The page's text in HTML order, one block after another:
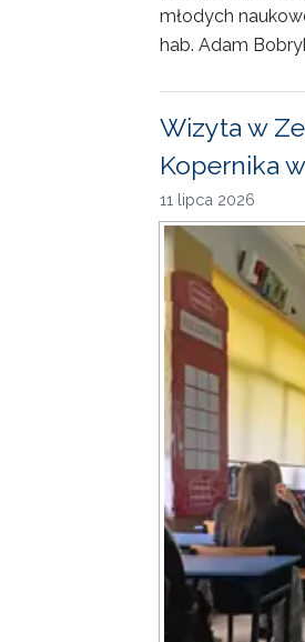
młodych
hab. Adam
Wizyta w
Kopernika
11 lipca 2026